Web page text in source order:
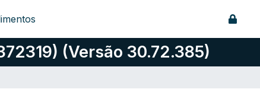
(Versão 30.72.385)